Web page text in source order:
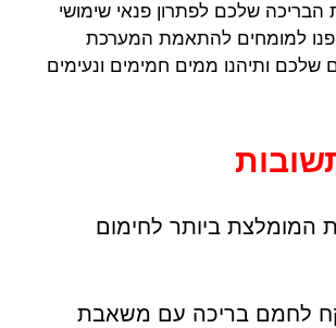
הבריכה שלכם לפתרון פנאי שימושי
למומחים להתאמת המערכת
שלכם ותיהנו ממים חמימים ונעימים
המומלצת ביותר לחימום
לחמם בריכה עם משאבת